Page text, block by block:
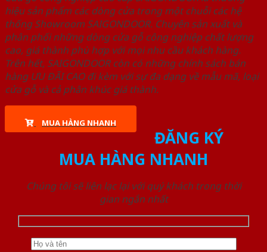
hiệu sản phẩm các dòng cửa trong một chuỗi các hệ
thống Showroom SAIGONDOOR. Chuyên sản xuất và
phân phối những dòng cửa gỗ công nghiệp chất lượng
cao, giá thành phù hợp với mọi nhu cầu khách hàng.
Trên hết, SAIGONDOOR còn có những chính sách bán
hàng ƯU ĐÃI CAO đi kèm với sự đa dạng về mẫu mã, loại
cửa gỗ và cả phân khúc giá thành.
MUA HÀNG NHANH
ĐĂNG KÝ
MUA HÀNG NHANH
Chúng tôi sẽ liên lạc lại với quý khách trong thời
gian ngắn nhất